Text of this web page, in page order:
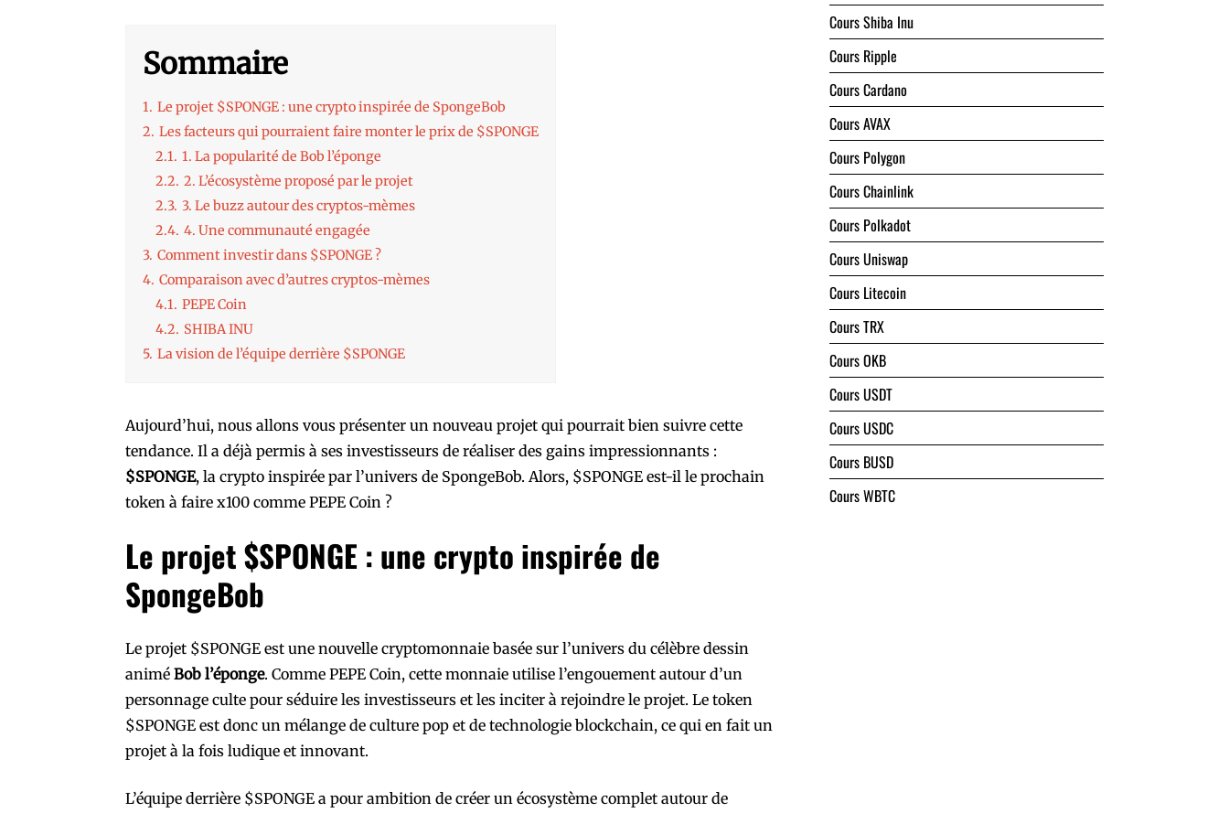
Sommaire
1. Le projet $SPONGE : une crypto inspirée de SpongeBob
2. Les facteurs qui pourraient faire monter le prix de $SPONGE
2.1. 1. La popularité de Bob l’éponge
2.2. 2. L’écosystème proposé par le projet
2.3. 3. Le buzz autour des cryptos-mèmes
2.4. 4. Une communauté engagée
3. Comment investir dans $SPONGE ?
4. Comparaison avec d’autres cryptos-mèmes
4.1. PEPE Coin
4.2. SHIBA INU
5. La vision de l’équipe derrière $SPONGE
Aujourd’hui, nous allons vous présenter un nouveau projet qui pourrait bien suivre cette
tendance. Il a déjà permis à ses investisseurs de réaliser des gains impressionnants :
$SPONGE, la crypto inspirée par l’univers de SpongeBob. Alors, $SPONGE est-il le prochain
token à faire x100 comme PEPE Coin ?
Le projet $SPONGE : une crypto inspirée de
SpongeBob
Le projet $SPONGE est une nouvelle cryptomonnaie basée sur l’univers du célèbre dessin
animé Bob l’éponge. Comme PEPE Coin, cette monnaie utilise l’engouement autour d’un
personnage culte pour séduire les investisseurs et les inciter à rejoindre le projet. Le token
$SPONGE est donc un mélange de culture pop et de technologie blockchain, ce qui en fait un
projet à la fois ludique et innovant.
L’équipe derrière $SPONGE a pour ambition de créer un écosystème complet autour de
Cours Shiba Inu
Cours Ripple
Cours Cardano
Cours AVAX
Cours Polygon
Cours Chainlink
Cours Polkadot
Cours Uniswap
Cours Litecoin
Cours TRX
Cours OKB
Cours USDT
Cours USDC
Cours BUSD
Cours WBTC